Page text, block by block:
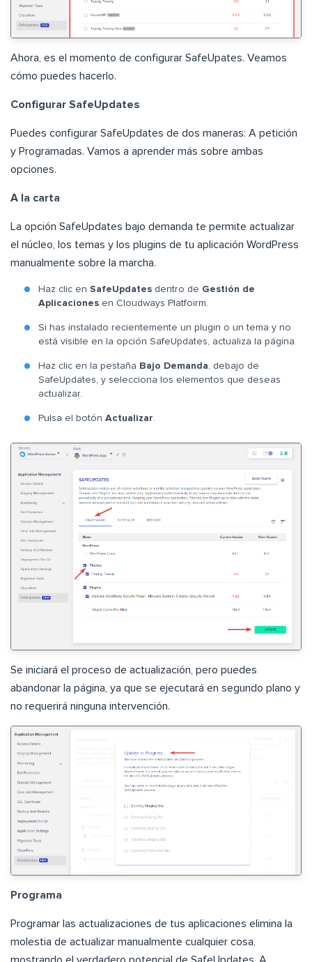
Ahora, es el momento de configurar SafeUpates. Veamos
cómo puedes hacerlo.
Configurar SafeUpdates
Puedes configurar SafeUpdates de dos maneras: A petición
y Programadas. Vamos a aprender más sobre ambas
opciones.
A la carta
La opción SafeUpdates bajo demanda te permite actualizar
el núcleo, los temas y los plugins de tu aplicación WordPress
manualmente sobre la marcha.
Haz clic en SafeUpdates dentro de Gestión de
Aplicaciones en Cloudways Platfoirm.
Si has instalado recientemente un plugin o un tema y no
está visible en la opción SafeUpdates, actualiza la página.
Haz clic en la pestaña Bajo Demanda, debajo de
SafeUpdates, y selecciona los elementos que deseas
actualizar.
Pulsa el botón Actualizar.
Se iniciará el proceso de actualización, pero puedes
abandonar la página, ya que se ejecutará en segundo plano y
no requerirá ninguna intervención.
Programa
Programar las actualizaciones de tus aplicaciones elimina la
molestia de actualizar manualmente cualquier cosa,